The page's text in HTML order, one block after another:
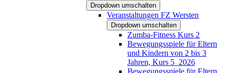
Dropdown umschalten
Veranstaltungen FZ Wersten
Dropdown umschalten
Zumba-Fitness Kurs 2
Bewegungsspiele für Eltern
und Kindern von 2 bis 3
Jahren, Kurs 5_2026
Bewegungsspiele für Eltern